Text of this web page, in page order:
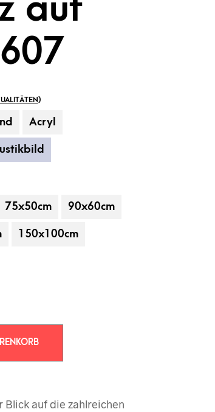
Leistungsumfang.
auf
)
Acryl
75x50cm 90x60cm
150x100cm
auf die zahlreichen